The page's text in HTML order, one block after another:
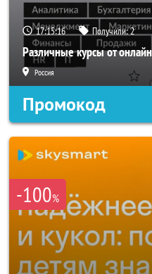
17:15:14 Получили:2
Различные курсы от
Россия
Промокод
-100%